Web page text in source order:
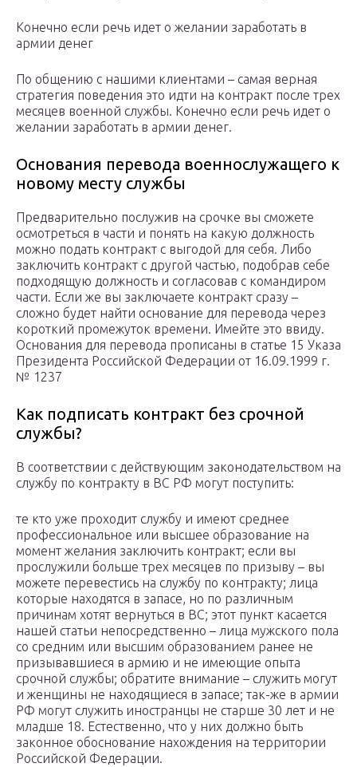
Конечно если речь идет о желании заработать в
армии денег
По общению с нашими клиентами – самая верная
стратегия поведения это идти на контракт после трех
месяцев военной службы. Конечно если речь идет о
желании заработать в армии денег.
Основания перевода военнослужащего к
новому месту службы
Предварительно послужив на срочке вы сможете
осмотреться в части и понять на какую должность
можно подать контракт с выгодой для себя. Либо
заключить контракт с другой частью, подобрав себе
подходящую должность и согласовав с командиром
части. Если же вы заключаете контракт сразу –
сложно будет найти основание для перевода через
короткий промежуток времени. Имейте это ввиду.
Основания для перевода прописаны в статье 15 Указа
Президента Российской Федерации от 16.09.1999 г.
№ 1237
Как подписать контракт без срочной
службы?
В соответствии с действующим законодательством на
службу по контракту в ВС РФ могут поступить:
те кто уже проходит службу и имеют среднее
профессиональное или высшее образование на
момент желания заключить контракт; если вы
прослужили больше трех месяцев по призыву – вы
можете перевестись на службу по контракту; лица
которые находятся в запасе, но по различным
причинам хотят вернуться в ВС; этот пункт касается
нашей статьи непосредственно – лица мужского пола
со средним или высшим образованием ранее не
призывавшиеся в армию и не имеющие опыта
срочной службы; обратите внимание – служить могут
и женщины не находящиеся в запасе; так-же в армии
РФ могут служить иностранцы не старше 30 лет и не
младше 18. Естественно, что у них должно быть
законное обоснование нахождения на территории
Российской Федерации.